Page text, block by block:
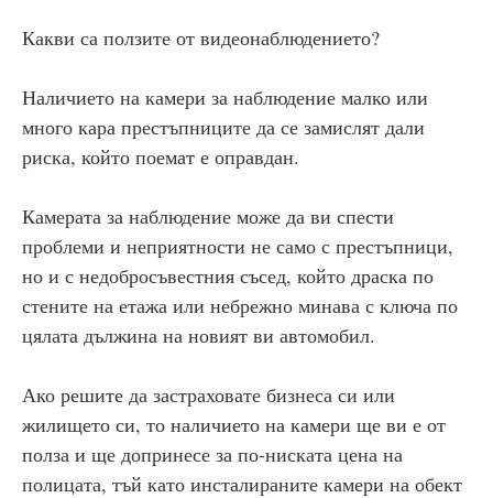
Какви са ползите от видеонаблюдението?
Наличието на камери за наблюдение малко или
много кара престъпниците да се замислят дали
риска, който поемат е оправдан.
Камерата за наблюдение може да ви спести
проблеми и неприятности не само с престъпници,
но и с недобросъвестния съсед, който драска по
стените на етажа или небрежно минава с ключа по
цялата дължина на новият ви автомобил.
Ако решите да застраховате бизнеса си или
жилището си, то наличието на камери ще ви е от
полза и ще допринесе за по-ниската цена на
полицата, тъй като инсталираните камери на обект